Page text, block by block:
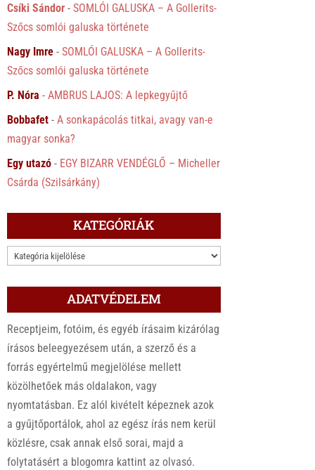
Csíki Sándor -SOMLÓI GALUSKA – A Gollerits-
Szőcs somlói galuska története
Nagy Imre -SOMLÓI GALUSKA – A Gollerits-
Szőcs somlói galuska története
P. Nóra -AMBRUS LAJOS: A lepkegyűjtő
Bobbafet -A sonkapácolás titkai, avagy van-e
magyar sonka?
Egy utazó - EGY BIZARR VENDÉGLŐ – Micheller
Csárda (Szilsárkány)
KATEGÓRIÁK
KATEGÓRIÁK
ADATVÉDELEM
Receptjeim, fotóim, és egyéb írásaim kizárólag
írásos beleegyezésem után, a szerző és a
forrás egyértelmű megjelölése mellett
közölhetőek más oldalakon, vagy
nyomtatásban. Ez alól kivételt képeznek azok
a gyűjtőportálok, ahol az egész írás nem kerül
közlésre, csak annak első sorai, majd a
folytatásért a blogomra kattint az olvasó.